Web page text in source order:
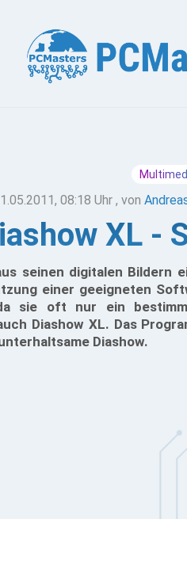
08:18 Uhr , von
XL -
seinen digitalen Bildern
einer geeigneten
sie oft nur ein
Diashow XL. Das
Diashow.